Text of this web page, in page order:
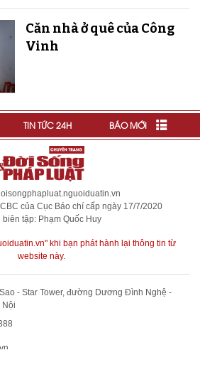
Căn nhà ở quê của Công
Vinh
TIN TỨC 24H BÁO MỚI
của Cục Báo chí cấp ngày 17/7/2020
biên tập: Phạm Quốc Huy
khi bạn phát hành lại thông tin từ
website này.
- Star Tower, đường Dương Đình Nghệ -
Nội